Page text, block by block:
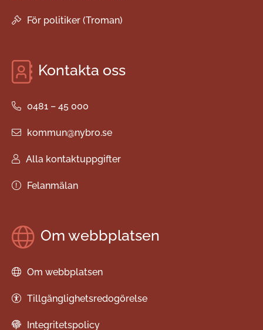
För politiker (Troman)
Kontakta oss
0481 – 45 000
kommun@nybro.se
Alla kontaktuppgifter
Felanmälan
Om webbplatsen
Om webbplatsen
Tillgänglighetsredogörelse
Integritetspolicy